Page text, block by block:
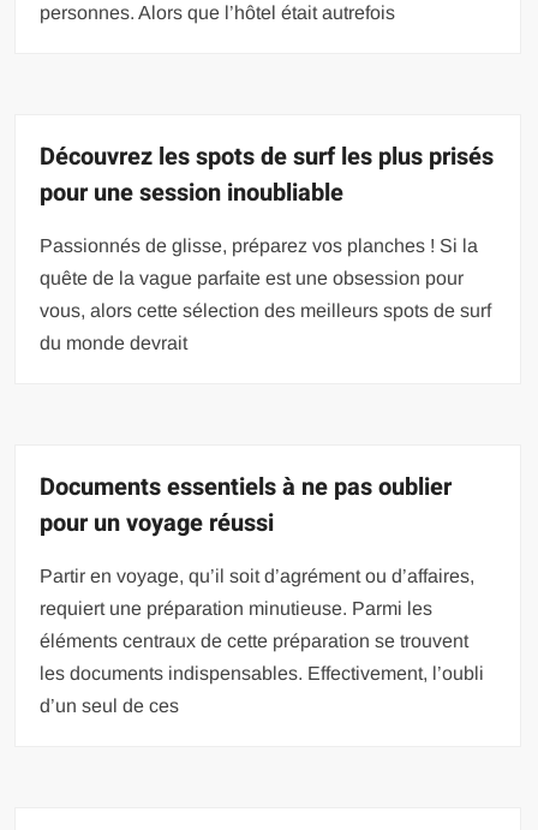
personnes. Alors que l’hôtel était autrefois
Découvrez les spots de surf les plus prisés
pour une session inoubliable
Passionnés de glisse, préparez vos planches ! Si la
quête de la vague parfaite est une obsession pour
vous, alors cette sélection des meilleurs spots de surf
du monde devrait
Documents essentiels à ne pas oublier
pour un voyage réussi
Partir en voyage, qu’il soit d’agrément ou d’affaires,
requiert une préparation minutieuse. Parmi les
éléments centraux de cette préparation se trouvent
les documents indispensables. Effectivement, l’oubli
d’un seul de ces